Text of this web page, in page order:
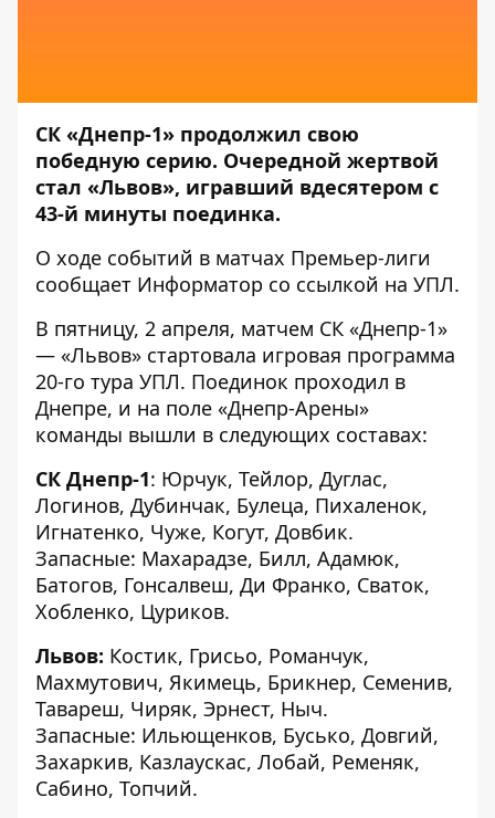
СК «Днепр-1» продолжил свою
победную серию. Очередной жертвой
стал «Львов», игравший вдесятером с
43-й минуты поединка.
О ходе событий в матчах Премьер-лиги
сообщает Информатор со ссылкой на УПЛ.
В пятницу, 2 апреля, матчем СК «Днепр-1»
— «Львов» стартовала игровая программа
20-го тура УПЛ. Поединок проходил в
Днепре, и на поле «Днепр-Арены»
команды вышли в следующих составах:
СК Днепр-1: Юрчук, Тейлор, Дуглас,
Логинов, Дубинчак, Булеца, Пихаленок,
Игнатенко, Чуже, Когут, Довбик.
Запасные: Махарадзе, Билл, Адамюк,
Батогов, Гонсалвеш, Ди Франко, Сваток,
Хобленко, Цуриков.
Львов: Костик, Грисьо, Романчук,
Махмутович, Якимець, Брикнер, Семенив,
Тавареш, Чиряк, Эрнест, Ныч.
Запасные: Ильющенков, Бусько, Довгий,
Захаркив, Казлаускас, Лобай, Ременяк,
Сабино, Топчий.